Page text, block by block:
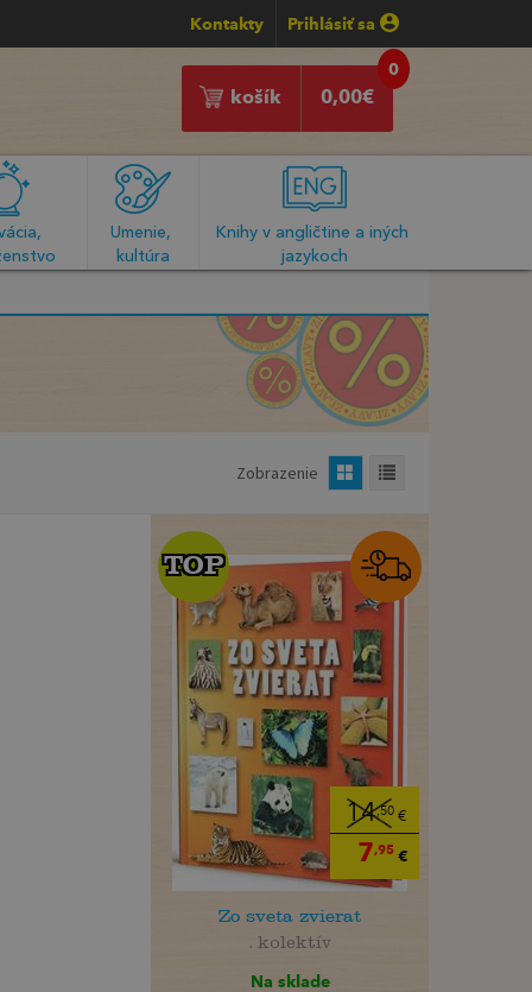
Kontakty Prihlásiť sa
0
0,00€
košík
Umenie,
kultúra
Knihy v angličtine a iných
jazykoch
Zobrazenie
14,50€
7,95€
TOP
TOP
Zo sveta zvierat
. kolektív
Na sklade